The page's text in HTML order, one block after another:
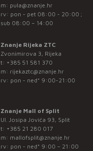
m: pula@znanje.hr
rv: pon - pet 08:00 - 20:00 ;
sub 08:00 – 14:00
Znanje Rijeka ZTC
Zvonimirova 3, Rijeka
t: +385 51 581 370
m: rijekaztc@znanje.hr
rv: pon - ned* 9:00-21:00
Znanje Mall of Split
Ul. Josipa Jovića 93, Split
t: +385 21 280 017
m: mallofsplit@znanje.hr
rv: pon - ned* 9:00 – 21:00